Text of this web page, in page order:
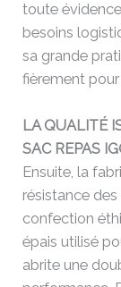
toute
besoins
sa grande
fièrement
LA QUALITÉ
SAC REPAS
Ensuite, la
résistance
confection
épais utilisé
abrite une